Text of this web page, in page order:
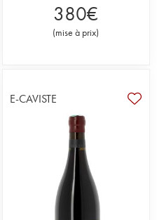
380€
(mise à prix)
E-CAVISTE